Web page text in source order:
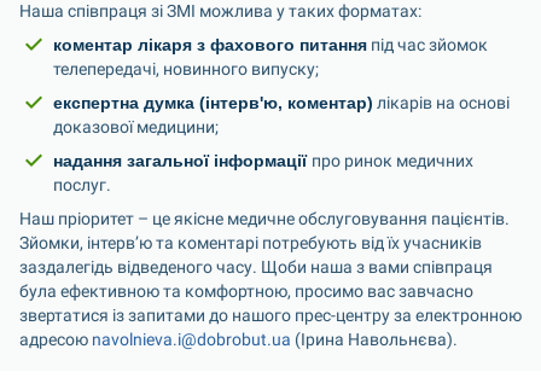
Наша співпраця зі ЗМІ можлива у таких форматах:
коментар лікаря з фахового питання під час зйомок
телепередачі, новинного випуску;
експертна думка (інтерв'ю, коментар) лікарів на основі
доказової медицини;
надання загальної інформації про ринок медичних
послуг.
Наш пріоритет – це якісне медичне обслуговування пацієнтів.
Зйомки, інтерв’ю та коментарі потребують від їх учасників
заздалегідь відведеного часу. Щоби наша з вами співпраця
була ефективною та комфортною, просимо вас завчасно
звертатися із запитами до нашого прес-центру за електронною
адресою navolnieva.i@dobrobut.ua (Ірина Навольнєва).